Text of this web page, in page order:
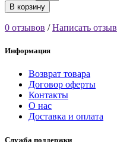
В корзину
0 отзывов /Написать отзыв
Информация
Возврат товара
Договор оферты
Контакты
О нас
Доставка и оплата
Служба поддержки